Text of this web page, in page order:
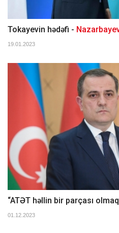
Tokayevin hədəfi -
19.01.2023
“ATƏT həllin bir parçası olmaq
01.12.2023